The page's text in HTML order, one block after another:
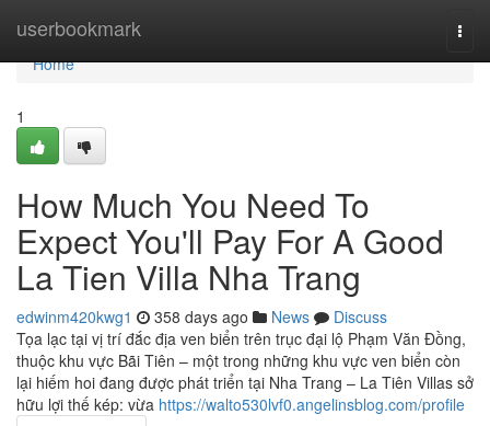
userbookmark
Home
Home
1
How Much You Need To
Expect You'll Pay For A Good
La Tien Villa Nha Trang
edwinm420kwg1 358 days ago News
Discuss
Tọa lạc tại vị trí đắc địa ven biển trên trục đại lộ Phạm Văn Đồng,
thuộc khu vực Bãi Tiên – một trong những khu vực ven biển còn
lại hiếm hoi đang được phát triển tại Nha Trang – La Tiên Villas sở
hữu lợi thế kép: vừa https://walto530lvf0.angelinsblog.com/profile